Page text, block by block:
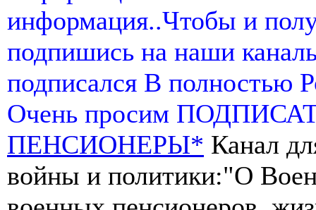
информация..Чтобы и
подпишись на наши
подписался В полностью
Очень просим
ПЕНСИОНЕРЫ* Канал
войны и политики:"О